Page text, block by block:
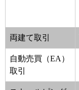
両建て取引
自動売買（EA）
取引